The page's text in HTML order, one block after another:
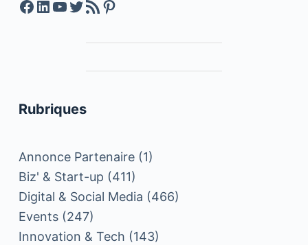
Facebook
LinkedIn
YouTube
Twitter
Feed RSSPinterest
Rubriques
Annonce Partenaire(1)
Biz' & Start-up (411)
Digital & Social Media (466)
Events(247)
Innovation & Tech (143)